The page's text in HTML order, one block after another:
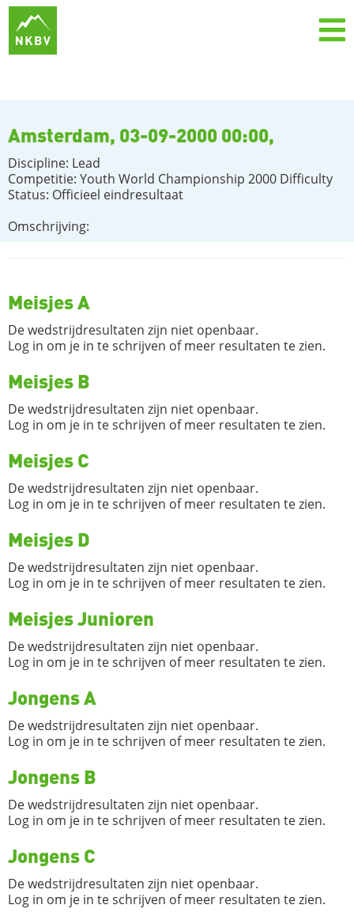
Amsterdam, 03-09-2000 00:00,
Discipline: Lead
Competitie: Youth World Championship 2000 Difficulty
Status: Officieel eindresultaat
Omschrijving:
Meisjes A
De wedstrijdresultaten zijn niet openbaar.
Log in om je in te schrijven of meer resultaten te zien.
Meisjes B
De wedstrijdresultaten zijn niet openbaar.
Log in om je in te schrijven of meer resultaten te zien.
Meisjes C
De wedstrijdresultaten zijn niet openbaar.
Log in om je in te schrijven of meer resultaten te zien.
Meisjes D
De wedstrijdresultaten zijn niet openbaar.
Log in om je in te schrijven of meer resultaten te zien.
Meisjes Junioren
De wedstrijdresultaten zijn niet openbaar.
Log in om je in te schrijven of meer resultaten te zien.
Jongens A
De wedstrijdresultaten zijn niet openbaar.
Log in om je in te schrijven of meer resultaten te zien.
Jongens B
De wedstrijdresultaten zijn niet openbaar.
Log in om je in te schrijven of meer resultaten te zien.
Jongens C
De wedstrijdresultaten zijn niet openbaar.
Log in om je in te schrijven of meer resultaten te zien.